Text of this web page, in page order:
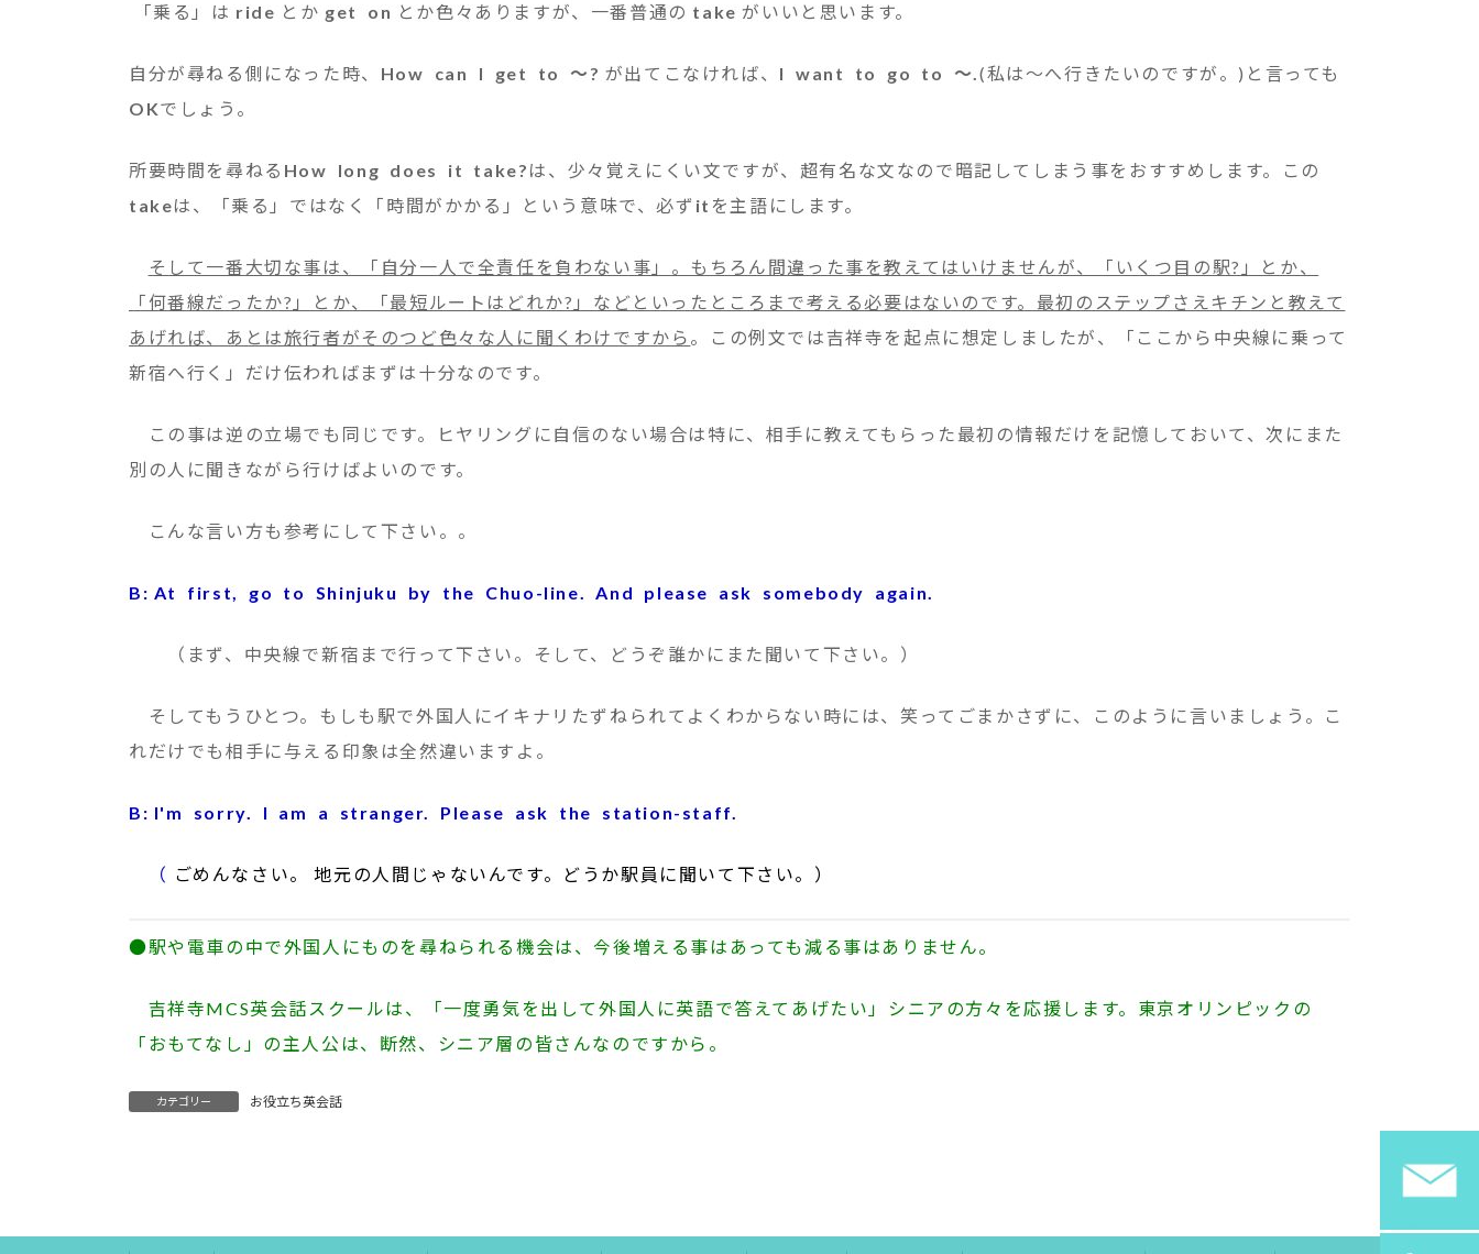
「乗る」は ride とか get on とか色々ありますが、一番普通の take がいいと思います。
自分が尋ねる側になった時、 How can I get to ～? が出てこなければ、 I want to go to ～.(私は～へ行きたいのですが。)と言っても
OKでしょう。
所要時間を尋ねる How long does it take? は、少々覚えにくい文ですが、超有名な文なので暗記してしまう事をおすすめします。この
takeは、「乗る」ではなく「時間がかかる」という意味で、必ず it を主語にします。
そして一番大切な事は、「自分一人で全責任を負わない事」。もちろん間違った事を教えてはいけませんが、「いくつ目の駅?」とか、
「何番線だったか?」とか、「最短ルートはどれか?」などといったところまで考える必要はないのです。最初のステップさえキチンと教えて
あげれば、あとは旅行者がそのつど色々な人に聞くわけですから 。この例文では吉祥寺を起点に想定しましたが、「ここから中央線に乗って
新宿へ行く」だけ伝わればまずは十分なのです。
この事は逆の立場でも同じです。ヒヤリングに自信のない場合は特に、相手に教えてもらった最初の情報だけを記憶しておいて、次にまた
別の人に聞きながら行けばよいのです。
こんな言い方も参考にして下さい。。
B: At first, go to Shinjuku by the Chuo-line. And please ask somebody again.
（まず、中央線で新宿まで行って下さい。そして、どうぞ誰かにまた聞いて下さい。）
そしてもうひとつ。もしも駅で外国人にイキナリたずねられてよくわからない時には、笑ってごまかさずに、このように言いましょう。こ
れだけでも相手に与える印象は全然違いますよ。
B: I'm sorry. I am a stranger. Please ask the station-staff.
（ ごめんなさい。 地元の人間じゃないんです。どうか駅員に聞いて下さい。）
●駅や電車の中で外国人にものを尋ねられる機会は、今後増える事はあっても減る事はありません。
吉祥寺MCS英会話スクールは、「一度勇気を出して外国人に英語で答えてあげたい」シニアの方々を応援します。 東京オリンピックの
「おもてなし」の主人公は、断然、シニア層の皆さんなのですから。
カテゴリー お役立ち英会話